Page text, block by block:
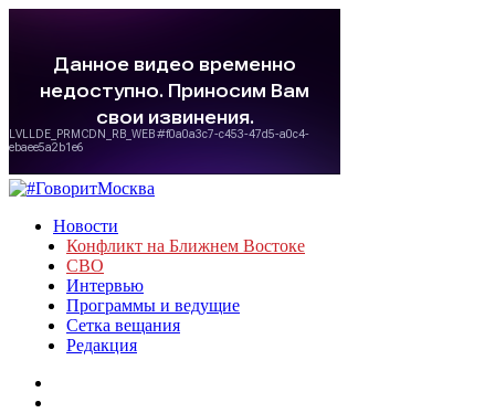
Новости
Конфликт на Ближнем Востоке
СВО
Интервью
Программы и ведущие
Сетка вещания
Редакция